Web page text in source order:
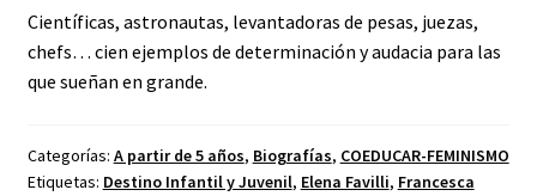
Científicas, astronautas, levantadoras de pesas, juezas,
chefs… cien ejemplos de determinación y audacia para las
que sueñan en grande.
Categorías: A partir de 5 años, Biografías, COEDUCAR-FEMINISMO
Etiquetas: Destino Infantil y Juvenil, Elena Favilli, Francesca